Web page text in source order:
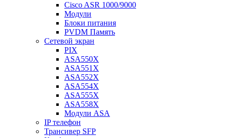
Cisco ASR 1000/9000
Модули
Блоки питания
PVDM Память
Сетевой экран
PIX
ASA550X
ASA551X
ASA552X
ASA554X
ASA555X
ASA558X
Модули ASA
IP телефон
Трансивер SFP